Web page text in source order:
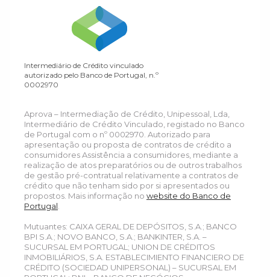
Intermediário de Crédito vinculado
autorizado pelo Banco de Portugal, n.º
0002970
Aprova – Intermediação de Crédito, Unipessoal, Lda,
Intermediário de Crédito Vinculado, registado no Banco
de Portugal com o nº 0002970. Autorizado para
apresentação ou proposta de contratos de crédito a
consumidores Assistência a consumidores, mediante a
realização de atos preparatórios ou de outros trabalhos
de gestão pré-contratual relativamente a contratos de
crédito que não tenham sido por si apresentados ou
propostos. Mais informação no website do Banco de
Portugal
Mutuantes: CAIXA GERAL DE DEPÓSITOS, S.A.; BANCO
BPI S.A.; NOVO BANCO, S.A.; BANKINTER, S.A. –
SUCURSAL EM PORTUGAL; UNION DE CRÉDITOS
INMOBILIÁRIOS, S.A. ESTABLECIMIENTO FINANCIERO DE
CRÉDITO (SOCIEDAD UNIPERSONAL) – SUCURSAL EM